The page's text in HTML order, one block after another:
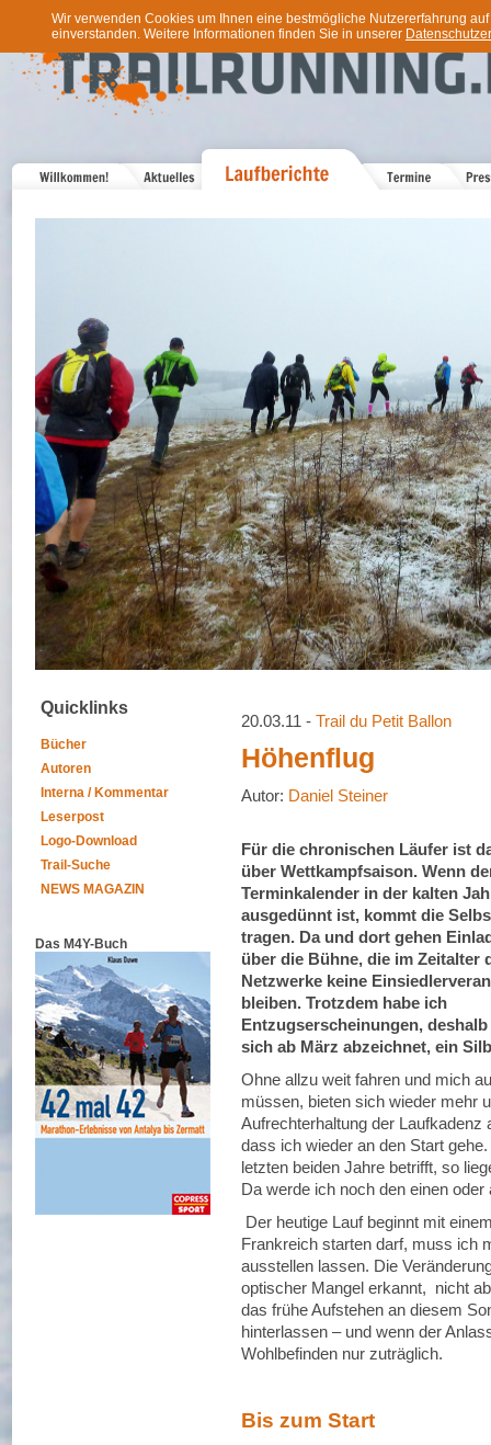
Wir verwenden Cookies um Ihnen eine bestmögliche Nutzererfahrung
einverstanden. Weitere Informationen finden Sie in unserer
Quicklinks
Bücher
Autoren
Interna / Kommentar
Leserpost
Logo-Download
Trail-Suche
NEWS MAGAZIN
Das M4Y-Buch
20.03.11 - Trail du Petit Ballon
Höhenflug
Autor: Daniel Steiner
Für die chronischen Läufer ist
über Wettkampfsaison. Wenn
Terminkalender in der kalten
ausgedünnt ist, kommt die
tragen. Da und dort gehen
über die Bühne, die im Zeitalter
Netzwerke keine
bleiben. Trotzdem habe ich
Entzugserscheinungen,
sich ab März abzeichnet, ein
Ohne allzu weit fahren und mich
müssen, bieten sich wieder mehr
Aufrechterhaltung der Laufkadenz
dass ich wieder an den Start
letzten beiden Jahre betrifft, so
Da werde ich noch den einen
Der heutige Lauf beginnt mit
Frankreich starten darf, muss ich
ausstellen lassen. Die
optischer Mangel erkannt, nicht
das frühe Aufstehen an diesem
hinterlassen – und wenn der
Wohlbefinden nur zuträglich.
Bis zum Start